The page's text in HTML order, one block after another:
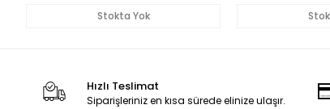
Stokta Yok
Hızlı Teslimat
Siparişleriniz en kısa sürede elinize ulaşır.